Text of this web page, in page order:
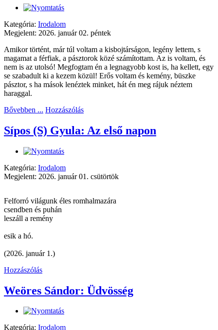
Kategória: Irodalom
Megjelent: 2026. január 02. péntek
Amikor történt, már túl voltam a kisbojtárságon, legény lettem, s
magamat a férfiak, a pásztorok közé számítottam. Az is voltam, és
nem is az utolsó! Megfogtam én a legnagyobb kost is, ha kellett, egy
se szabadult ki a kezem közül! Erős voltam és kemény, büszke
pásztor, s ha mások lenéztek minket, hát én meg rájuk néztem
haraggal.
Bővebben ... Hozzászólás
Sípos (S) Gyula: Az első napon
Kategória: Irodalom
Megjelent: 2026. január 01. csütörtök
Felforró világunk éles romhalmazára
csendben és puhán
leszáll a remény
esik a hó.
(2026. január 1.)
Hozzászólás
Weöres Sándor: Üdvösség
Kategória: Irodalom